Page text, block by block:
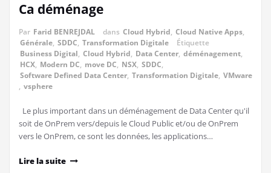
Ca déménage
Par Farid BENREJDAL dans Cloud Hybrid, Cloud Native Apps,
Générale, SDDC, Transformation Digitale
Étiquette
Business Digital, Cloud Hybrid, Data Center, déménagement,
HCX, Modern DC, move DC, NSX, SDDC,
Software Defined Data Center, Transformation Digitale, VMware
, vsphere
Le plus important dans un déménagement de Data Center qu'il
soit de OnPrem vers/depuis le Cloud Public et/ou de OnPrem
vers le OnPrem, ce sont les données, les applications…
Lire la suite